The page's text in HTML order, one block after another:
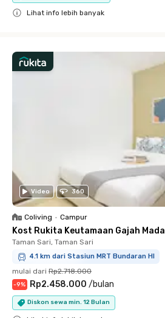
Lihat info lebih banyak
Video 360
Coliving • Campur
Kost Rukita Keutamaan Gajah Mada
Taman Sari, Taman Sari
4.1 km dari Stasiun MRT Bundaran HI
mulai dari Rp2.718.000
-9% Rp2.458.000 /bulan
Diskon sewa min. 12 Bulan